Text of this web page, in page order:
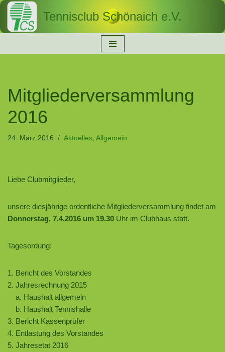
Zum
Tennisclub Schönaich e.V.
Mitgliederversammlung
2016
24. März 2016 Aktuelles, Allgemein
Liebe Clubmitglieder,
unsere diesjährige ordentliche Mitgliederversammlung findet am
Donnerstag, 7.4.2016 um 19.30 Uhr im Clubhaus statt.
Tagesordung:
1. Bericht des Vorstandes
2. Jahresrechnung 2015
a. Haushalt allgemein
b. Haushalt Tennishalle
3. Bericht Kassenprüfer
4. Entlastung des Vorstandes
5. Jahresetat 2016